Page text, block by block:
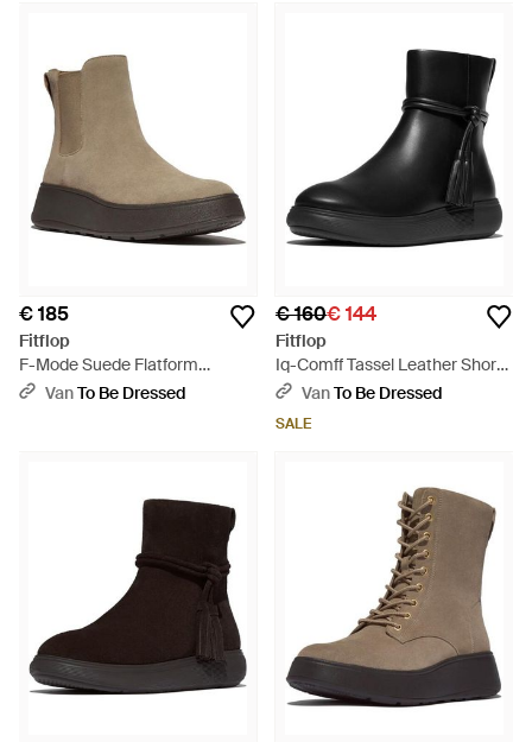
€ 185
Fitflop
F-Mode Suede Flatform
Chelsea Boots - Bruin
VanTo Be Dressed
€ 160€ 144
Fitflop
Iq-Comff Tassel Leather Short
Boots - Zwart
VanTo Be Dressed
SALE